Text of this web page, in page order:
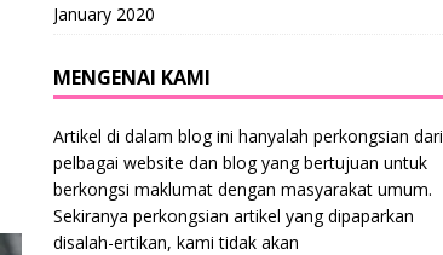
January 2020
MENGENAI KAMI
Artikel di dalam blog ini hanyalah perkongsian dari
pelbagai website dan blog yang bertujuan untuk
berkongsi maklumat dengan masyarakat umum.
Sekiranya perkongsian artikel yang dipaparkan
disalah-ertikan, kami tidak akan